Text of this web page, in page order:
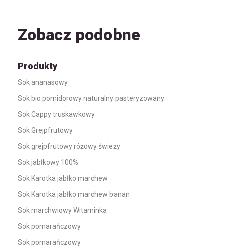
Zobacz podobne
Produkty
Sok ananasowy
Sok bio pomidorowy naturalny pasteryzowany
Sok Cappy truskawkowy
Sok Grejpfrutowy
Sok grejpfrutowy różowy świeży
Sok jabłkowy 100%
Sok Karotka jabłko marchew
Sok Karotka jabłko marchew banan
Sok marchwiowy Witaminka
Sok pomarańczowy
Sok pomarańczowy